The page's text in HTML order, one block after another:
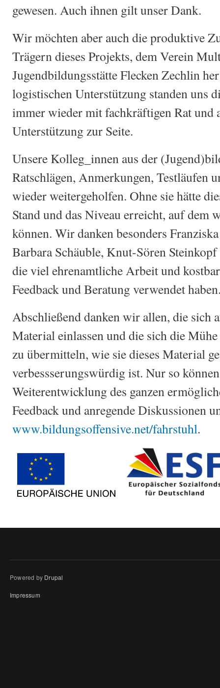
gewesen. Auch ihnen gilt unser Dank.
Wir möchten aber auch die produktive
Trägern dieses Projekts, dem Verein
Jugendbildungsstätte Flecken Zechlin
logistischen Unterstützung standen uns
immer wieder mit fachkräftigen Rat und
Unterstützung zur Seite.
Unsere Kolleg_innen aus der
Ratschlägen, Anmerkungen, Testläufen
wieder weitergeholfen. Ohne sie hätte
Stand und das Niveau erreicht, auf dem
können. Wir danken besonders
Barbara Schäuble, Knut-Sören
die viel ehrenamtliche Arbeit und
Feedback und Beratung verwendet
Abschließend danken wir allen, die sich
Material einlassen und die sich die Mühe
zu übermitteln, wie sie dieses Material
verbessserungswürdig ist. Nur so
Weiterentwicklung des ganzen
Feedback und anregende Diskussionen
www.bildungsoffensive.net/fahrstuhl.
Powered by Drupal
Impressum